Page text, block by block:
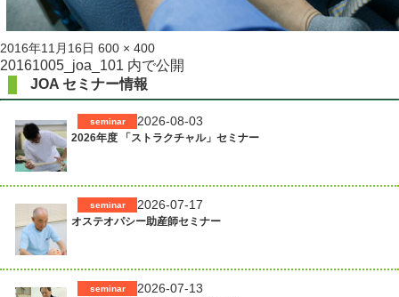
投
稿
日:
2016年11月16日 フ
ル
サ
イ
ズ
600 × 400
投
稿
ナ
ビ
ゲ
シ
ョ
ン
20161005_joa_101 内で公開
JOA セミナー情報
2026-08-03
seminar
2026年度 「ストラクチャル」セミナー
2026-07-17
seminar
オステオパシー助産師セミナー
2026-07-13
seminar